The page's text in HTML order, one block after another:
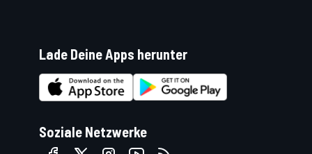
Lade Deine Apps herunter
Soziale Netzwerke